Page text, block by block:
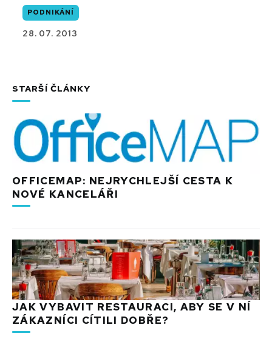
PODNIKÁNÍ
28. 07. 2013
STARŠÍ ČLÁNKY
OFFICEMAP: NEJRYCHLEJŠÍ CESTA K
NOVÉ KANCELÁŘI
JAK VYBAVIT RESTAURACI, ABY SE V NÍ
ZÁKAZNÍCI CÍTILI DOBŘE?